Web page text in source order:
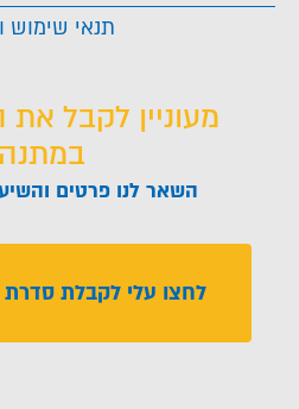
תנאי שימוש
מעוניין לקבל את
השאר לנו פרטים
לחצו עלי לקבלת סדרת